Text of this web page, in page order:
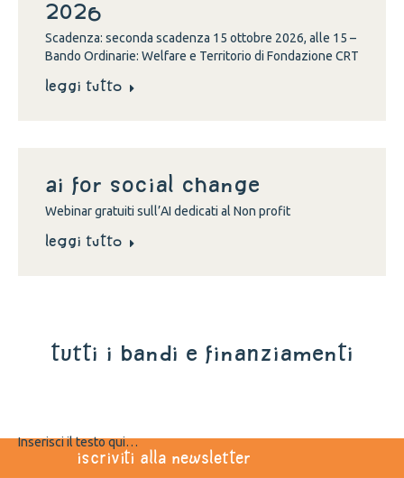
2026
Scadenza: seconda scadenza 15 ottobre 2026, alle 15 –
Bando Ordinarie: Welfare e Territorio di Fondazione CRT
Leggi tutto
Ai for social change
Webinar gratuiti sull’AI dedicati al Non profit
Leggi tutto
tutti i bandi e finanziamenti
iscriviti alla newsletter
Inserisci il testo qui…